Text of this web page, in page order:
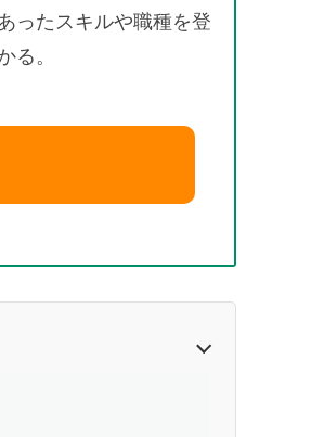
ったスキルや職種を登
る。